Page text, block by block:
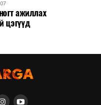
ажиллах
цэгүүд